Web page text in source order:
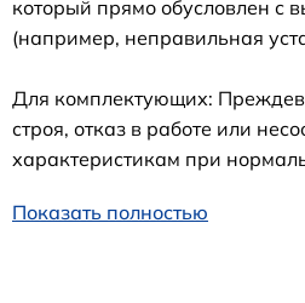
который прямо обусловлен с
(например, неправильная
Для комплектующих:
строя, отказ в работе или
характеристикам при
Показать полностью